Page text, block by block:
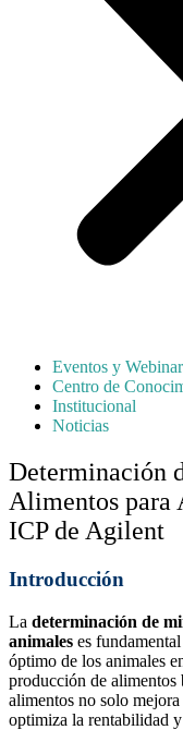
Eventos y
Centro de
Institucional
Noticias
Determinación
Alimentos para
ICP de Agilent
Introducción
La determinación de
animales es
óptimo de los animales
producción de alimentos
alimentos no solo
optimiza la rentabilidad